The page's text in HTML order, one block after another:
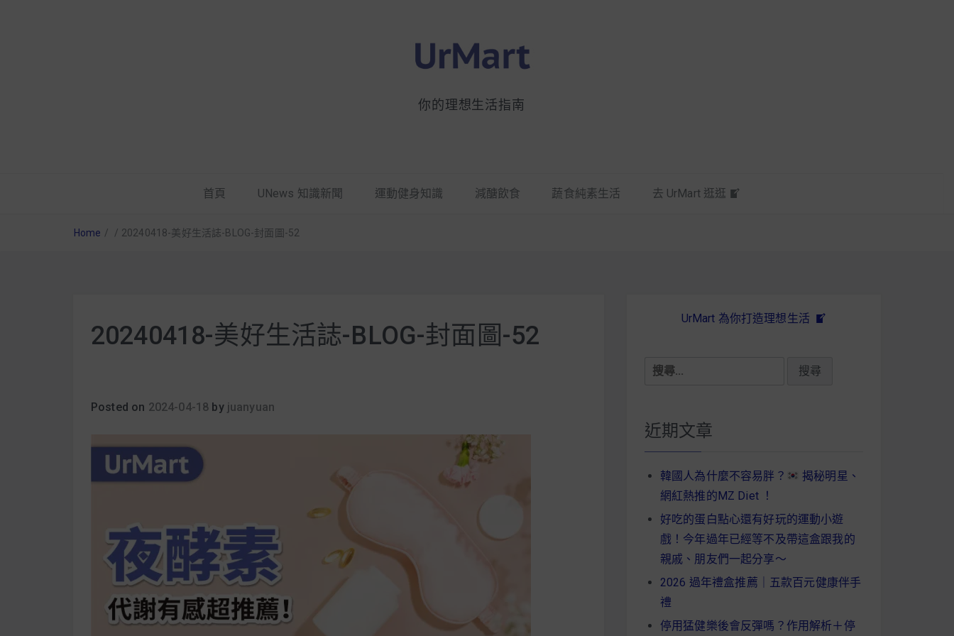
你的理想生活指南
首頁 UNews 知識新聞 運動健身知識 減醣飲食 蔬食純素生活 去 UrMart 逛逛
Home / / 20240418-美好生活誌-BLOG-封面圖-52
20240418-美好生活誌-BLOG-封面圖-52
Posted on 2024-04-18 by juanyuan
UrMart 為你打造理想生活
搜
鍵
近期文章
韓國人為什麼不容易胖？
揭秘明星、
網紅熱推的MZ Diet ！
好吃的蛋白點心還有好玩的運動小遊
戲！今年過年已經等不及帶這盒跟我的
親戚、朋友們一起分享～
2026 過年禮盒推薦｜五款百元健康伴手
禮
停用猛健樂後會反彈嗎？作用解析＋停